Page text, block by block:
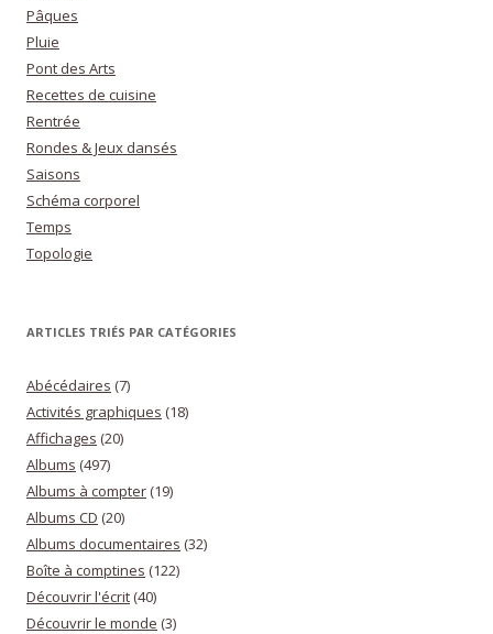
Pâques
Pluie
Pont des Arts
Recettes de cuisine
Rentrée
Rondes & Jeux dansés
Saisons
Schéma corporel
Temps
Topologie
ARTICLES TRIÉS PAR CATÉGORIES
Abécédaires (7)
Activités graphiques (18)
Affichages (20)
Albums (497)
Albums à compter (19)
Albums CD (20)
Albums documentaires (32)
Boîte à comptines (122)
Découvrir l'écrit (40)
Découvrir le monde (3)